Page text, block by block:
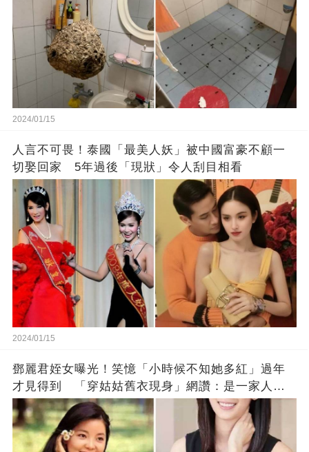
2024/01/15
人言不可畏！泰國「最美人妖」被中國富豪不顧一
切娶回家 5年過後「現狀」令人刮目相看
2024/01/15
鄧麗君姪女曝光！笑憶「小時候不知她多紅」過年
才見得到 「穿姑姑舊衣現身」網讚：是一家人沒
錯!